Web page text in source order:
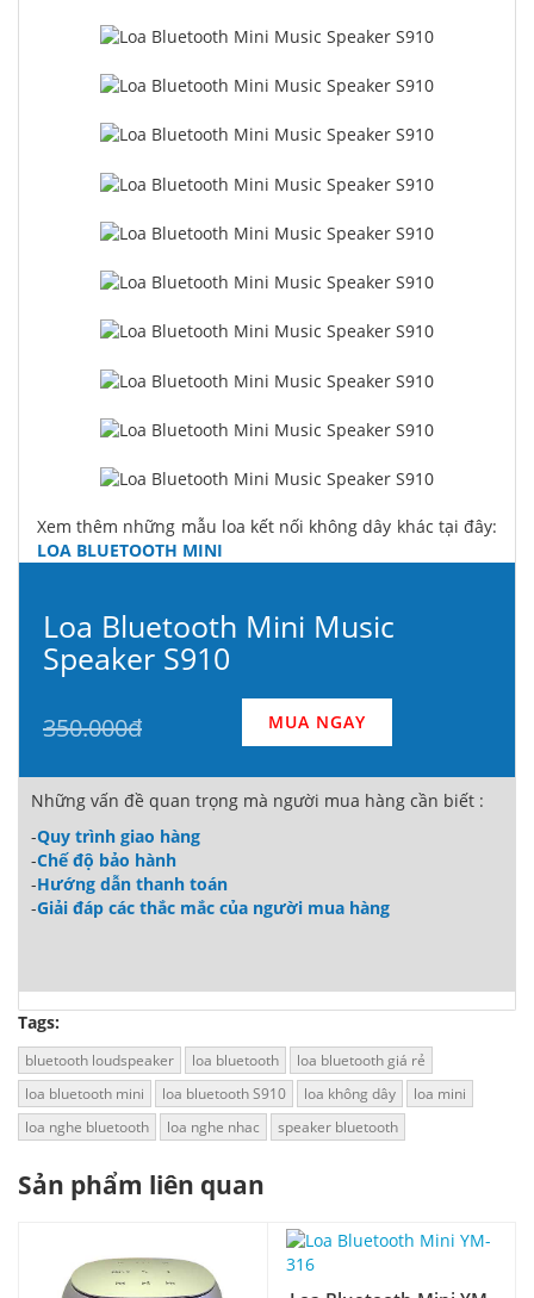
Xem thêm những mẫu loa kết nối không dây khác tại đây:
LOA BLUETOOTH MINI
Loa Bluetooth Mini Music
Speaker S910
350.000đ MUA NGAY
Những vấn đề quan trọng mà người mua hàng cần biết :
-Quy trình giao hàng
-Chế độ bảo hành
-Hướng dẫn thanh toán
-Giải đáp các thắc mắc của người mua hàng
Tags:
bluetooth loudspeaker loa bluetooth
loa bluetooth giá rẻ
loa bluetooth mini
loa bluetooth S910 loa không dây
loa mini
loa nghe bluetooth
loa nghe nhac speaker bluetooth
Sản phẩm liên quan